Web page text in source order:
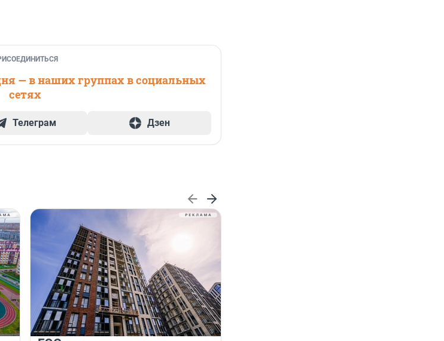
— в наших группах в социальных
сетях
Телеграм Дзен